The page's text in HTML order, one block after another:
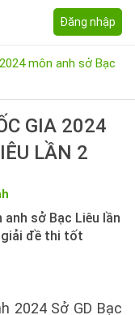
Đăng nhập
môn anh sở Bạc
GIA 2024
LẦN 2
sở Bạc Liêu lần
giải đề thi tốt
2024 Sở GD Bạc